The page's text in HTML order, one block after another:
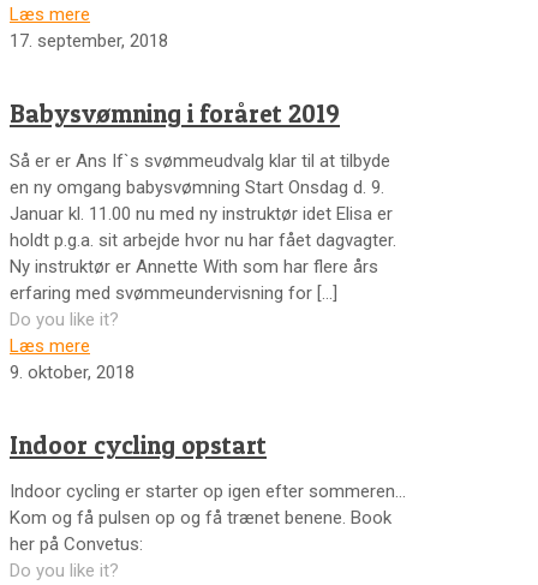
Læs mere
17. september, 2018
Babysvømning i foråret 2019
Så er er Ans If`s svømmeudvalg klar til at tilbyde
en ny omgang babysvømning Start Onsdag d. 9.
Januar kl. 11.00 nu med ny instruktør idet Elisa er
holdt p.g.a. sit arbejde hvor nu har fået dagvagter.
Ny instruktør er Annette With som har flere års
erfaring med svømmeundervisning for […]
Do you like it?
Læs mere
9. oktober, 2018
Indoor cycling opstart
Indoor cycling er starter op igen efter sommeren…
Kom og få pulsen op og få trænet benene. Book
her på Convetus:
Do you like it?